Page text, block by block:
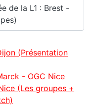
de la L1 : Brest -
(Présentation
- OGC Nice
(Les groupes +